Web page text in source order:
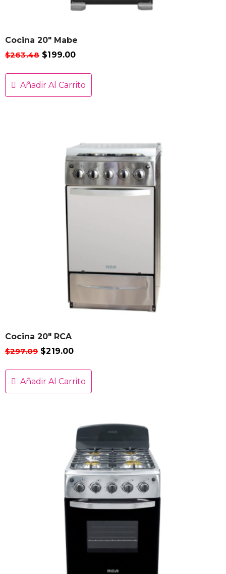
Cocina 20″ Mabe
$263.48 $199.00
Añadir Al Carrito
Cocina 20″ RCA
$297.09 $219.00
Añadir Al Carrito